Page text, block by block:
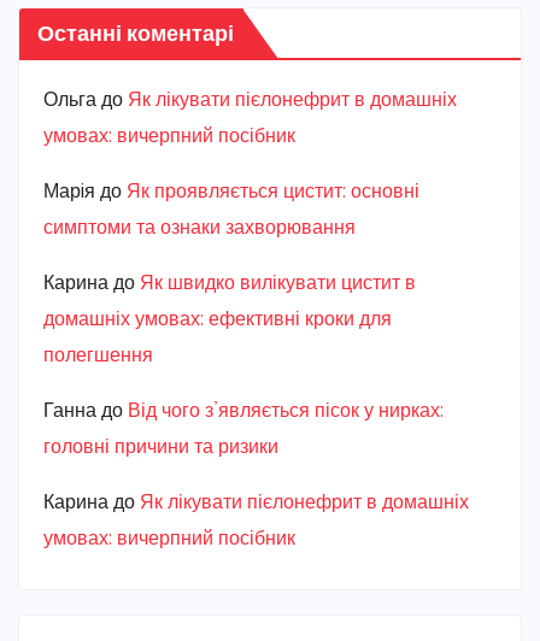
Останні коментарі
Ольга до Як лікувати пієлонефрит в домашніх
умовах: вичерпний посібник
Марiя до Як проявляється цистит: основні
симптоми та ознаки захворювання
Карина до Як швидко вилікувати цистит в
домашніх умовах: ефективні кроки для
полегшення
Ганна до Від чого з’являється пісок у нирках:
головні причини та ризики
Карина до Як лікувати пієлонефрит в домашніх
умовах: вичерпний посібник